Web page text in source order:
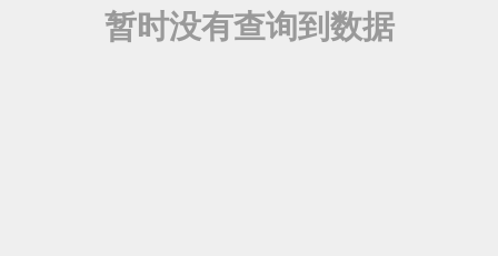
暂时没有查询到数据